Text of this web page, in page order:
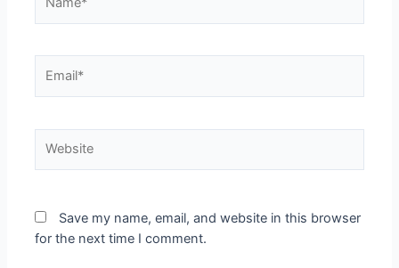
Save my name, email, and website in this browser
for the next time I comment.